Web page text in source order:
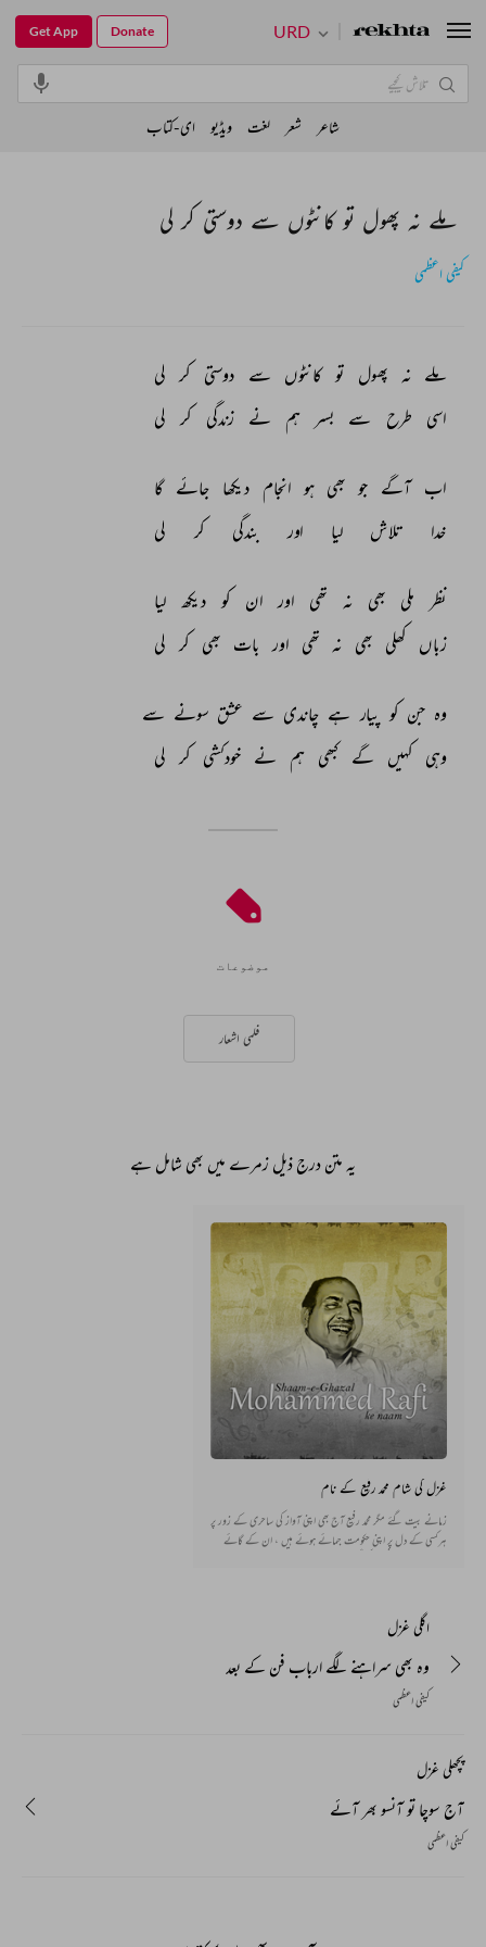
ملے نہ پھول تو کانٹوں سے دوستی کر لی
کیفی اعظمی
ملے نہ پھول تو کانٹوں سے دوستی کر لی
اسی
طرح سے بسر ہم نے زندگی کر لی
اب آگے جو بھی ہو انجام دیکھا جائے گا
خدا
تلاش لیا اور بندگی کر لی
نظر ملی بھی نہ تھی اور ان کو دیکھ لیا
زباں کھلی بھی نہ تھی اور بات بھی کر لی
وہ جن کو پیار ہے چاندی سے عشق سونے سے
وہی کہیں گے کبھی ہم نے خودکشی کر لی
موضوعات
فلمی اشعار
یہ متن درج ذیل زمرے میں بھی شامل ہے
غزل کی شام محمد رفیع کے نام
زمانے بیت گئے مگر محمد رفیع آج بھی اپنی آواز کی ساحری کے زور پر
ہرکسی کے دل پر اپنی حکومت جمائے ہوئے ہیں ، ان کے گائے
حسن میں لہجے اور آواز کا ایسا جادو پھونکا ہے کہ آدمی سنتا رہے اور
سر دھنتا رہے ۔
اگلی غزل
وہ بھی سراہنے لگے ارباب فن کے بعد
کیفی اعظمی
پچھلی غزل
آج سوچا تو آنسو بھر آئے
کیفی اعظمی
URD
Get App Donate
شاعر شعر لغت ویڈیو ای-کتاب